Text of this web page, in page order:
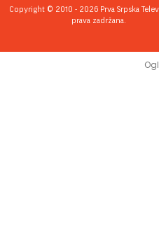
Copyright © 2010 - 2026 Prva Srpska
prava zadržana.